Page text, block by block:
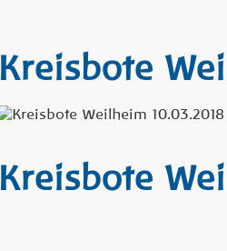
Kreisbote
Kreisbote